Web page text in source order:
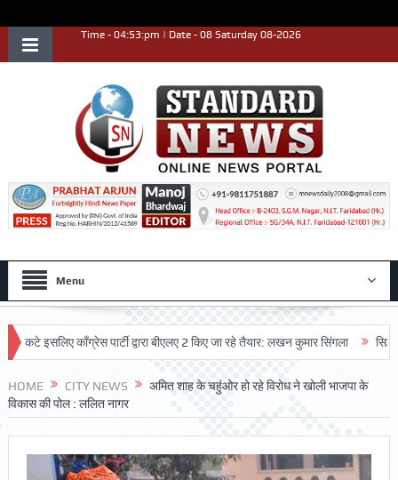
Time - 04:53:pm | Date - 08 Saturday 08-2026
Menu
काँग्रेस पार्टी द्वारा बीएलए 2 किए जा रहे तैयार: लखन कुमार सिंगला सिद्धपीठ
HOME CITY NEWS
अमित शाह के चहुंओर हो रहे विरोध ने खोली भाजपा के
विकास की पोल : ललित नागर